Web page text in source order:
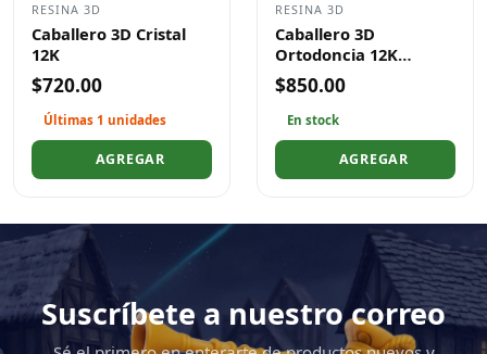
RESINA 3D
Caballero 3D Cristal
12K
$720.00
Últimas 1 unidades
AGREGAR
RESINA 3D
Caballero 3D
Ortodoncia 12K
Lavable en Agua
$850.00
En stock
AGREGAR
Suscríbete a nuestro correo